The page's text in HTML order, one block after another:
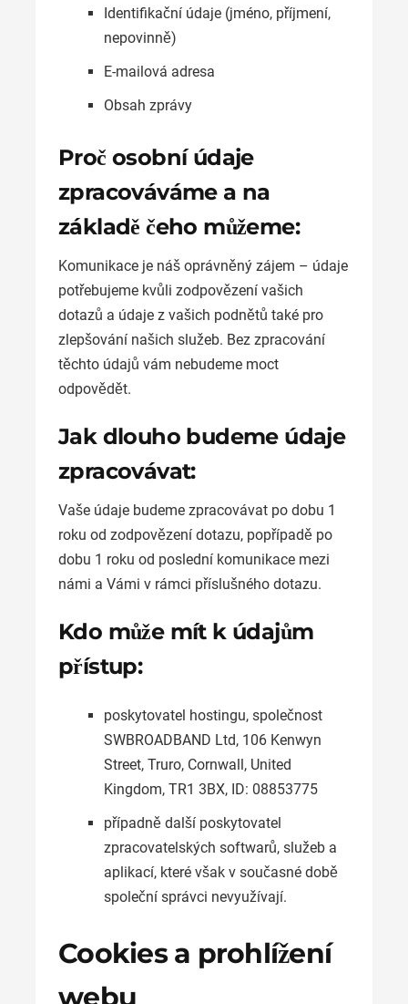
Identifikační údaje (jméno, příjmení,
nepovinně)
E-mailová adresa
Obsah zprávy
Proč osobní údaje
zpracováváme a na
základě čeho můžeme:
Komunikace je náš oprávněný zájem – údaje
potřebujeme kvůli zodpovězení vašich
dotazů a údaje z vašich podnětů také pro
zlepšování našich služeb. Bez zpracování
těchto údajů vám nebudeme moct
odpovědět.
Jak dlouho budeme údaje
zpracovávat:
Vaše údaje budeme zpracovávat po dobu 1
roku od zodpovězení dotazu, popřípadě po
dobu 1 roku od poslední komunikace mezi
námi a Vámi v rámci příslušného dotazu.
Kdo může mít k údajům
přístup:
poskytovatel hostingu, společnost
SWBROADBAND Ltd, 106 Kenwyn
Street, Truro, Cornwall, United
Kingdom, TR1 3BX, ID: 08853775
případně další poskytovatel
zpracovatelských softwarů, služeb a
aplikací, které však v současné době
společní správci nevyužívají.
Cookies a prohlížení
webu